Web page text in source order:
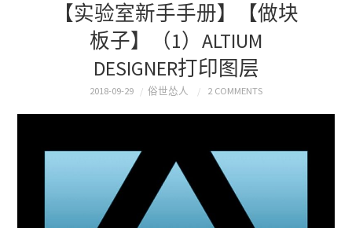
【实验室新手手册】【做块
板子】（1）ALTIUM
DESIGNER打印图层
2018-09-29 俗世怂人 2 COMMENTS